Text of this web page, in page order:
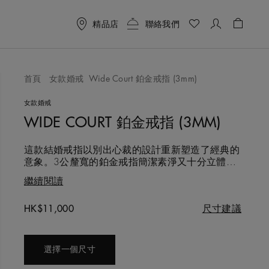
精品店 聯絡我們
愛清單
首頁 女款婚戒 Wide Court 鉑金戒指 (3mm)
女款婚戒
WIDE COURT 鉑金戒指 (3MM)
這款結婚戒指以別出心裁的設計重新塑造了經典的
意象。3公釐寬的鉑金戒指簡潔素淨又十分立體，
只有佩戴者知曉的鑽石。
繼續閱讀
Original price
HK$11,000 尺寸建議
選擇一個尺寸